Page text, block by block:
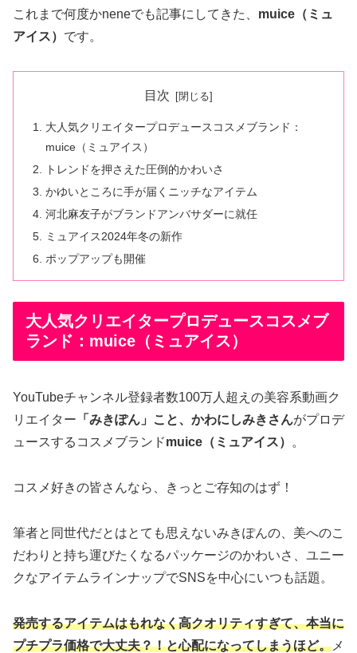
これまで何度かneneでも記事にしてきた、 muice（ミュ
アイス） です。
目次
大人気クリエイタープロデュースコスメブランド：
muice（ミュアイス）
トレンドを押さえた圧倒的かわいさ
かゆいところに手が届くニッチなアイテム
河北麻友子がブランドアンバサダーに就任
ミュアイス2024年冬の新作
ポップアップも開催
大人気クリエイタープロデュースコスメブ
ランド：muice（ミュアイス）
YouTubeチャンネル登録者数100万人超えの美容系動画ク
リエイター 「みきぽん」こと、かわにしみきさんがプロデ
ュースするコスメブランドmuice（ミュアイス） 。
コスメ好きの皆さんなら、きっとご存知のはず！
筆者と同世代だとはとても思えないみきぽんの、美へのこ
だわりと持ち運びたくなるパッケージのかわいさ、ユニー
クなアイテムラインナップでSNSを中心にいつも話題。
発売するアイテムはもれなく高クオリティすぎて、本当に
プチプラ価格で大丈夫？！と心配になってしまうほど。 メ